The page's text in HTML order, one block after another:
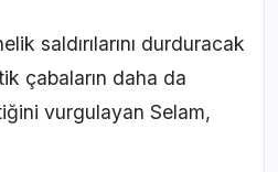
saldırılarını durduracak
çabaların daha da
vurgulayan Selam,